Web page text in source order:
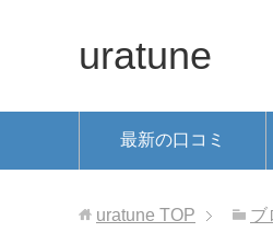
uratune
最新の口コミ
uratune TOP ブ